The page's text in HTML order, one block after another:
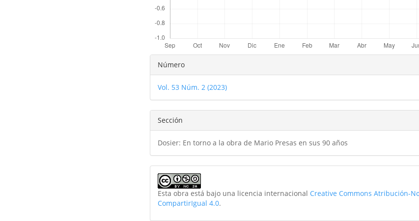
Detalles
del
artículo
Número
Vol. 53 Núm. 2 (2023)
Sección
Dosier: En torno a la obra de Mario Presas en sus 90 años
Esta obra está bajo una licencia internacional Creative Commons Atribución-
CompartirIgual 4.0.